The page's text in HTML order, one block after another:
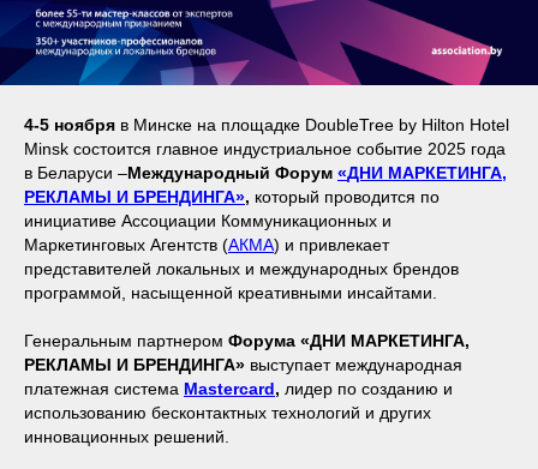
4-5 ноября в Минске на площадке DoubleTree by Hilton Hotel
Minsk состоится главное индустриальное событие 2025 года
в Беларуси –Международный Форум «ДНИ МАРКЕТИНГА,
РЕКЛАМЫ И БРЕНДИНГА», который проводится по
инициативе Ассоциации Коммуникационных и
Маркетинговых Агентств (АКМА) и привлекает
представителей локальных и международных брендов
программой, насыщенной креативными инсайтами.
Генеральным партнером Форума «ДНИ МАРКЕТИНГА,
РЕКЛАМЫ И БРЕНДИНГА» выступает международная
платежная система Mastercard, лидер по созданию и
использованию бесконтактных технологий и других
инновационных решений.